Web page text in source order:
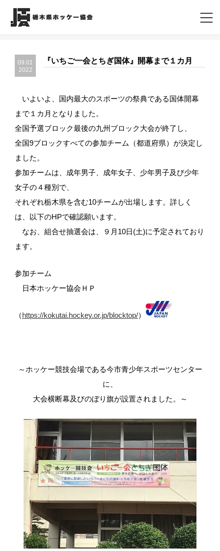
09.01
2022
『いちご一会とちぎ国体』開幕まで１カ月
いよいよ、国内最大のスポーツの祭典である国体開幕
まで１カ月となりました。
全国予選ブロック最後の九州ブロック大会が終了し、
全国9ブロックすべての参加チーム（都道府県）が決定し
ました。
参加チームは、成年男子、成年女子、少年男子及び少年
女子の４種別で、
それぞれ栃木県を含む10チームが出場します。詳しく
は、以下のHPで確認願います。
なお、組合せ抽選会は、９月10日(土)に予定されており
ます。
参加チーム
日本ホッケー協会ＨＰ
（https://kokutai.hockey.or.jp/blocktop/）
～ホッケー競技会場である今市青少年スポーツセンター
に、
大会横断幕及びのぼり旗が設置されました。～